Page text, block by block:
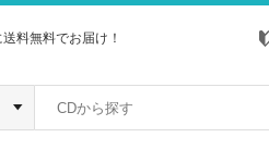
料無料でお届け！